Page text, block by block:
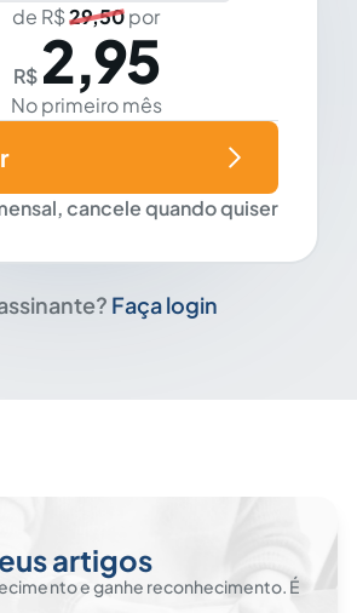
de R$29,50por
R$ 2,95
No primeiro mês
cancele quando quiser
Faça login
artigos
e ganhe reconhecimento. É